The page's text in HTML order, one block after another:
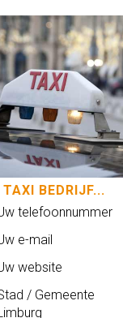
TAXI BEDRIJF...
telefoonnummer
e-mail
website
/ Gemeente